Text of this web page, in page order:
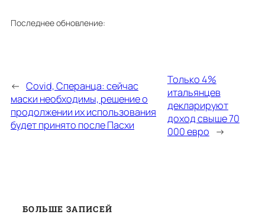
Последнее обновление:
← Covid, Сперанца: сейчас
маски необходимы, решение о
продолжении их использования
будет принято после Пасхи
Только 4%
итальянцев
декларируют
доход свыше 70
000 евро →
БОЛЬШЕ ЗАПИСЕЙ